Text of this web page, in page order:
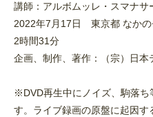
講師：アルボムッレ・スマナサ
2022年7月17日 東京都 なかの
2時間31分
企画、制作、著作：（宗）日本
※DVD再生中にノイズ、駒落ち
す。ライブ録画の原盤に起因す